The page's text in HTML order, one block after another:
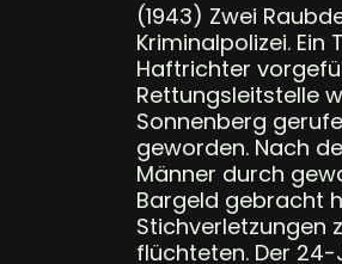
(1943) Zwei
Kriminalpolizei.
Haftrichter
Rettungsleitstelle
Sonnenberg
geworden. Nach
Männer durch
Bargeld gebracht
Stichverletzungen
flüchteten. Der